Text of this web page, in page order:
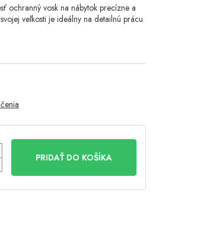
PRIDAŤ DO KOŠÍKA
ochranný vosk na nábytok precízne a
veľkosti je ideálny na detailnú prácu